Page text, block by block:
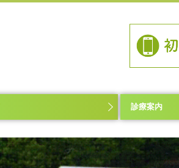
診療案内